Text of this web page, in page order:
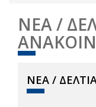
ΝΕΑ /
ΝΕΑ /